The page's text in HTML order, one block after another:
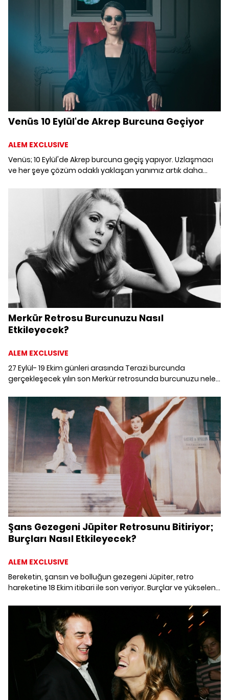
Venüs 10 Eylül'de Akrep Burcuna Geçiyor
ALEM EXCLUSIVE
Venüs; 10 Eylül'de Akrep burcuna geçiş yapıyor. Uzlaşmacı
ve her şeye çözüm odaklı yaklaşan yanımız artık daha
Merkür Retrosu Burcunuzu Nasıl
Etkileyecek?
ALEM EXCLUSIVE
27 Eylül- 19 Ekim günleri arasında Terazi burcunda
gerçekleşecek yılın son Merkür retrosunda burcunuzu neler
Şans Gezegeni Jüpiter Retrosunu Bitiriyor;
Burçları Nasıl Etkileyecek?
ALEM EXCLUSIVE
Bereketin, şansın ve bolluğun gezegeni Jüpiter, retro
hareketine 18 Ekim itibari ile son veriyor. Burçlar ve yükselen
devam edecek?